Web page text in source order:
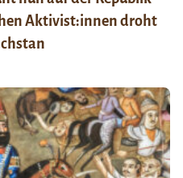
Aktivist:innen droht